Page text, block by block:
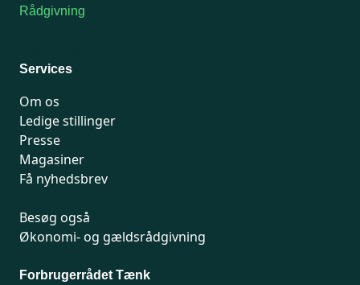
Rådgivning
Services
Om os
Ledige stillinger
Presse
Magasiner
Få nyhedsbrev
Besøg også
Økonomi- og gældsrådgivning
Forbrugerrådet Tænk